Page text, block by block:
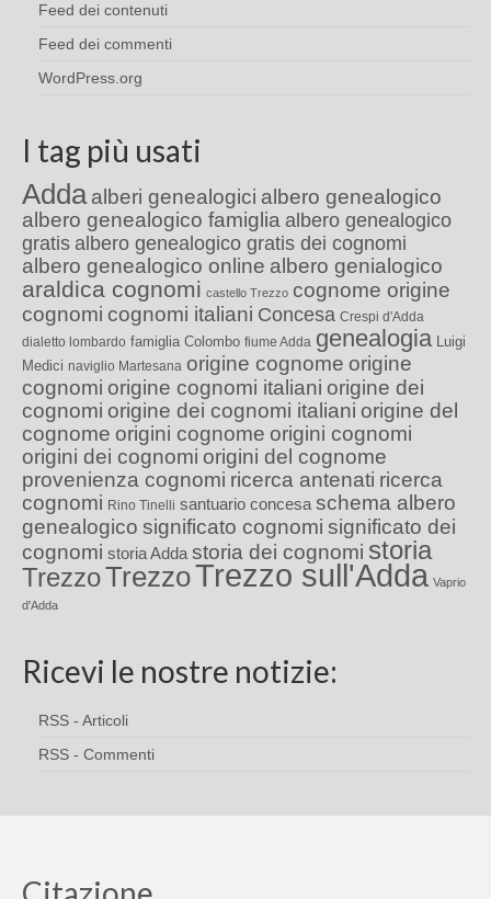
Feed dei contenuti
Feed dei commenti
WordPress.org
I tag più usati
Adda alberi genealogici albero genealogico
albero genealogico famiglia albero genealogico
gratis albero genealogico gratis dei cognomi
albero genealogico online albero genialogico
araldica cognomi castello Trezzo cognome origine
cognomi cognomi italiani Concesa Crespi d'Adda
dialetto lombardo famiglia Colombo fiume Adda genealogia Luigi
Medici naviglio Martesana origine cognome origine
cognomi origine cognomi italiani origine dei
cognomi origine dei cognomi italiani origine del
cognome origini cognome origini cognomi
origini dei cognomi origini del cognome
provenienza cognomi ricerca antenati ricerca
cognomi Rino Tinelli santuario concesa schema albero
genealogico significato cognomi significato dei
cognomi storia Adda storia dei cognomi storia
TrezzoTrezzoTrezzo sull'Adda Vaprio
d'Adda
Ricevi le nostre notizie:
RSS - Articoli
RSS - Commenti